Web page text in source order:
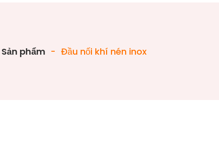
Sản phẩm - Đầu nối khí nén inox